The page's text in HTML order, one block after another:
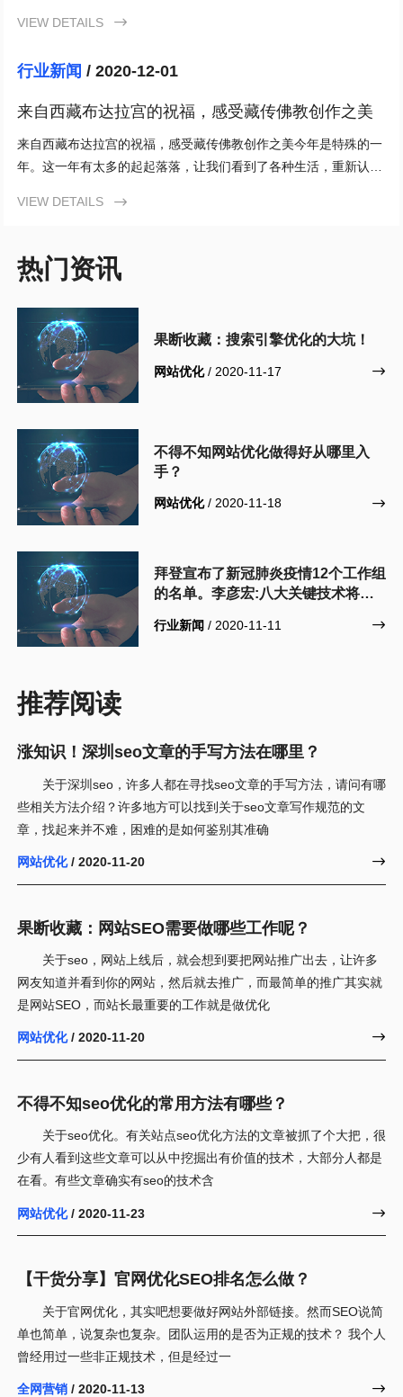
VIEW DETAILS

行业新闻 / 2020-12-01
来自西藏布达拉宫的祝福，感受藏传佛教创作之美
来自西藏布达拉宫的祝福，感受藏传佛教创作之美今年是特殊的一
年。这一年有太多的起起落落，让我们看到了各种生活，重新认识
VIEW DETAILS

热门资讯
果断收藏：搜索引擎优化的大坑！
网站优化/ 2020-11-17 
不得不知网站优化做得好从哪里入
手？
网站优化/ 2020-11-18 
拜登宣布了新冠肺炎疫情12个工作组
的名单。李彦宏:八大关键技术将实
被溢价28倍收购【互联网快递】
行业新闻 / 2020-11-11 
推荐阅读
涨知识！深圳seo文章的手写方法在哪里？
关于深圳seo，许多人都在寻找seo文章的手写方法，请问有哪
些相关方法介绍？许多地方可以找到关于seo文章写作规范的文
章，找起来并不难，困难的是如何鉴别其准确
网站优化/ 2020-11-20 
果断收藏：网站SEO需要做哪些工作呢？
关于seo，网站上线后，就会想到要把网站推广出去，让许多
网友知道并看到你的网站，然后就去推广，而最简单的推广其实就
是网站SEO，而站长最重要的工作就是做优化
网站优化/ 2020-11-20 
不得不知seo优化的常用方法有哪些？
关于seo优化。有关站点seo优化方法的文章被抓了个大把，很
少有人看到这些文章可以从中挖掘出有价值的技术，大部分人都是
在看。有些文章确实有seo的技术含
网站优化/ 2020-11-23 
【干货分享】官网优化SEO排名怎么做？
关于官网优化，其实吧想要做好网站外部链接。然而SEO说简
单也简单，说复杂也复杂。团队运用的是否为正规的技术？ 我个人
曾经用过一些非正规技术，但是经过一
全网营销 / 2020-11-13 